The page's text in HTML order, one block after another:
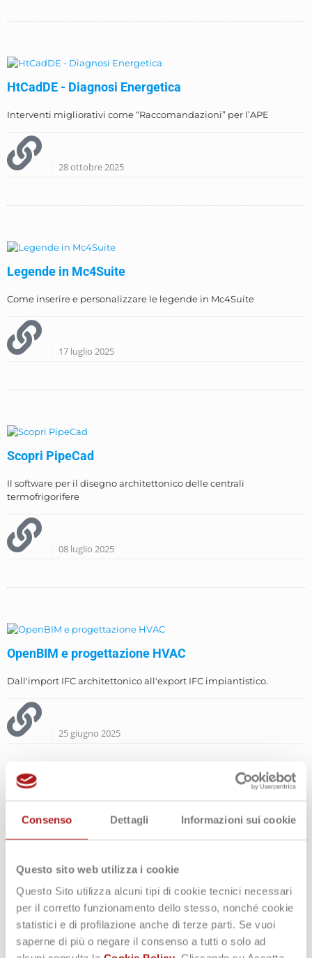
Consenso Dettagli Informazioni sui cookie
Questo sito web utilizza i cookie
Questo Sito utilizza alcuni tipi di cookie tecnici necessari
per il corretto funzionamento dello stesso, nonché cookie
statistici e di profilazione anche di terze parti. Se vuoi
saperne di più o negare il consenso a tutti o solo ad
HtCadDE - Diagnosi Energetica
Interventi migliorativi come “Raccomandazioni” per l’APE
28 ottobre 2025
Legende in Mc4Suite
Come inserire e personalizzare le legende in Mc4Suite
17 luglio 2025
Scopri PipeCad
Il software per il disegno architettonico delle centrali
termofrigorifere
08 luglio 2025
OpenBIM e progettazione HVAC
Dall'import IFC architettonico all'export IFC impiantistico.
25 giugno 2025
La prestazione energetica delle Pompe di Calore
La valutazione della prestazione energetica delle Pompe di
Calore: come garantire l'affidabilità dell'algoritmo di calcolo
secondo UNI/TS 11300-4
19 giugno 2025